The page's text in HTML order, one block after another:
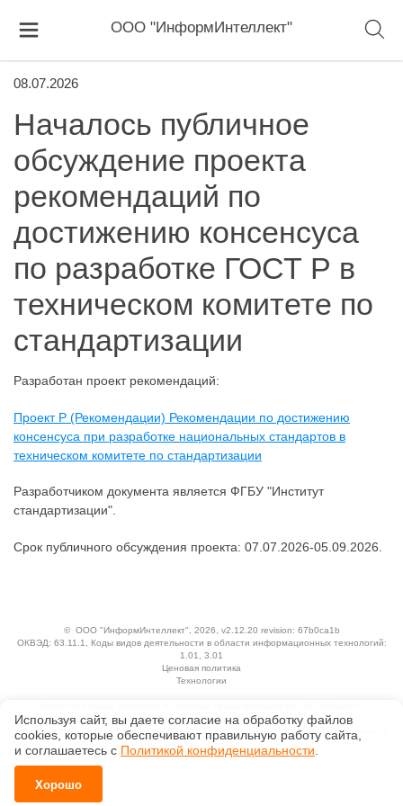
ООО "ИнформИнтеллект"
08.07.2026
Началось публичное
обсуждение проекта
рекомендаций по
достижению консенсуса
по разработке ГОСТ Р в
техническом комитете по
стандартизации
Разработан проект рекомендаций:
Проект Р (Рекомендации) Рекомендации по достижению
консенсуса при разработке национальных стандартов в
техническом комитете по стандартизации
Разработчиком документа является ФГБУ "Институт
стандартизации".
Срок публичного обсуждения проекта: 07.07.2026-05.09.2026.
© ООО "ИнформИнтеллект" , 2026, v2.12.20 revision: 67b0ca1b
ОКВЭД: 63.11.1, Коды видов деятельности в области информационных технологий:
1.01, 3.01
Ценовая политика
Технологии
Положение по обработке и защите персональных данных
Справка о регистрации продуктов АО «Кодекс» в Реестре российского программного
обеспечения
Используя сайт, вы даете согласие на обработку файлов
сооkiеs, которые обеспечивают правильную работу сайта,
и соглашаетесь с Политикой конфиденциальности
Хорошо